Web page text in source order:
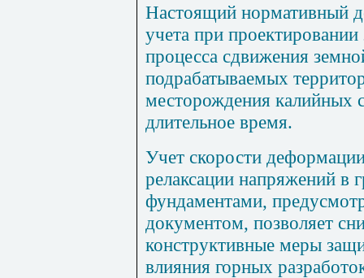
Настоящий нормативный
учета при
процесса сдвижения
подрабатываемых
месторождения калийных
длительное время.
Учет скорости
релаксации напряжений в
фундаментами,
документом, позволяет
конструктивные меры
влияния горных